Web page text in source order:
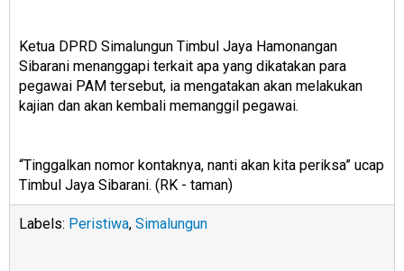
Ketua DPRD Simalungun Timbul Jaya Hamonangan
Sibarani menanggapi terkait apa yang dikatakan para
pegawai PAM tersebut, ia mengatakan akan melakukan
kajian dan akan kembali memanggil pegawai.
“Tinggalkan nomor kontaknya, nanti akan kita periksa” ucap
Timbul Jaya Sibarani. (RK - taman)
Labels: Peristiwa, Simalungun